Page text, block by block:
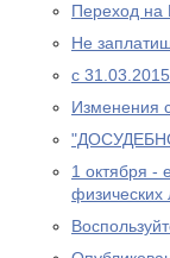
Переход на
Не
с
Изменения
1 октября -
физических